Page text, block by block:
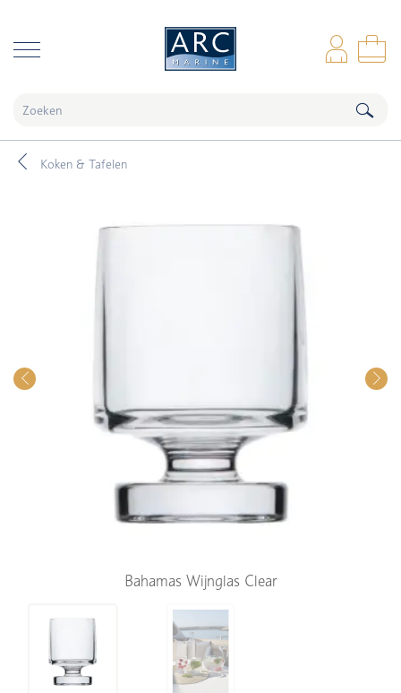
Koken & Tafelen
Bahamas Wijnglas Clear